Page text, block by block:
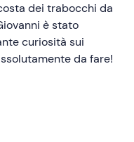
dei trabocchi da
è stato
curiosità sui
da fare!